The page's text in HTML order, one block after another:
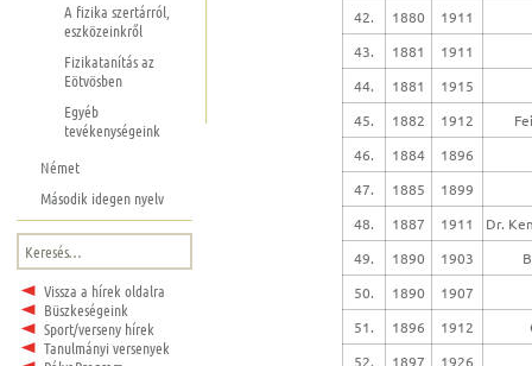
A fizika szertárról,
eszközeinkről
Fizikatanítás az
Eötvösben
Egyéb
tevékenységeink
Német
Második idegen nyelv
Keresés:
Vissza a hírek oldalra
Büszkeségeink
Sport/verseny hírek
Tanulmányi versenyek
42.
1880
1911
43.
1881
1911
44.
1881
1915
45.
1882 1912
46.
1884
1896
47.
1885
1899
48.
1887 1911
Dr.
49.
1890 1903
50.
1890
1907
51.
1896 1912
52.
1897
1926